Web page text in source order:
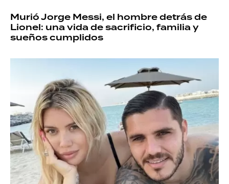
Murió Jorge Messi, el hombre detrás de
Lionel: una vida de sacrificio, familia y
sueños cumplidos